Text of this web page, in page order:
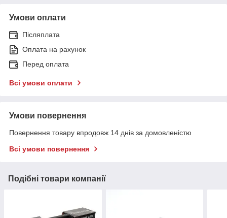
Умови оплати
Післяплата
Оплата на рахунок
Перед оплата
Всі умови оплати
Умови повернення
Повернення товару впродовж 14 днів за домовленістю
Всі умови повернення
Подібні товари компанії